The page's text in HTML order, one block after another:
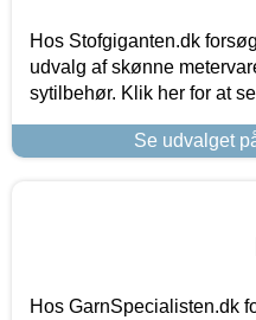
Hos Stofgiganten.dk
udvalg af skønne
sytilbehør. Klik her for at
Se udvalget
Hos GarnSpecialisten.dk